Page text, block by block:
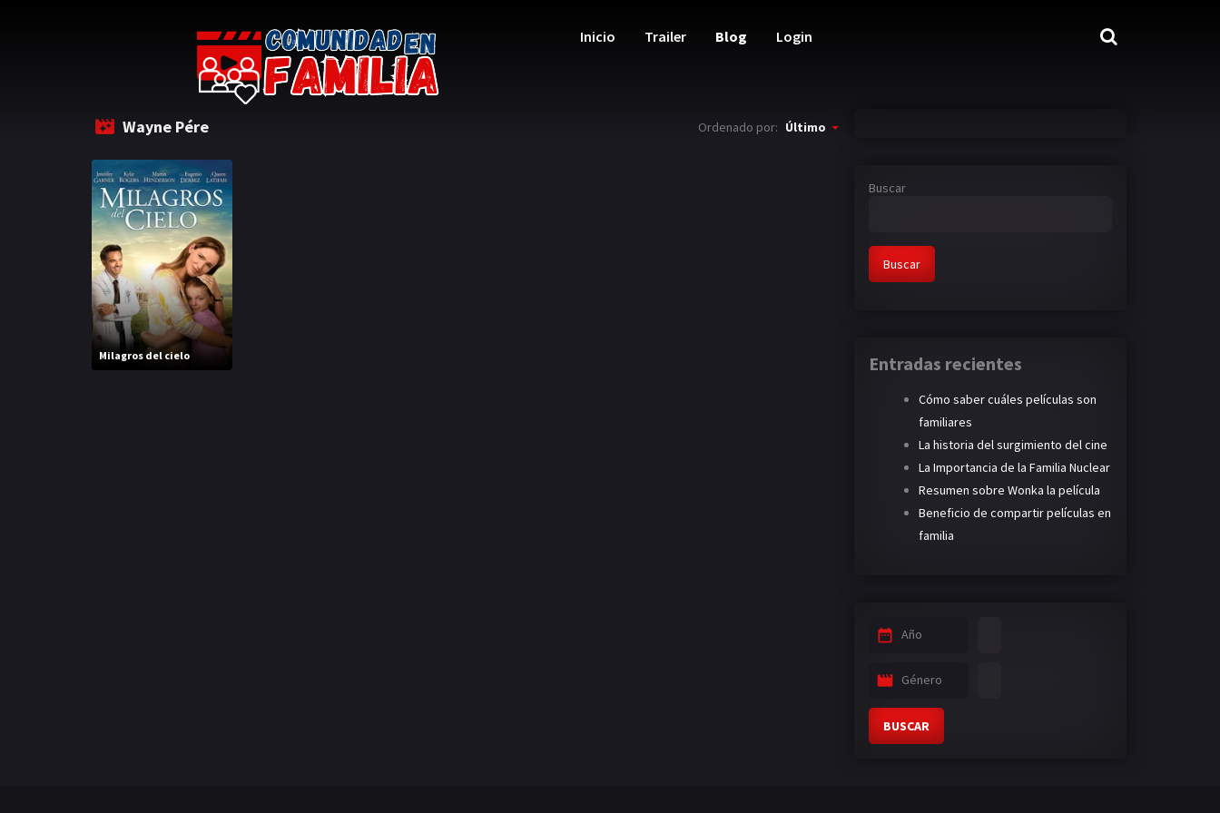
Inicio Trailer Blog Login
Wayne Pére Ordenado por: Último
Milagros del cielo
Buscar
Buscar
Entradas recientes
Cómo saber cuáles películas son
familiares
La historia del surgimiento del cine
La Importancia de la Familia Nuclear
Resumen sobre Wonka la película
Beneficio de compartir películas en
familia
Año
Género
BUSCAR